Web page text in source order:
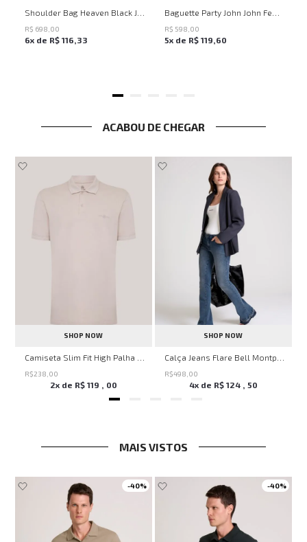
UN
R$ 698 00
6x de R$ 116 33
UN
R$ 598 00
5x de R$ 119 60
ACABOU DE CHEGAR
SHOP NOW
R$238 00
2x de R$ 119 , 00
SHOP NOW
R$498 00
4x de R$ 124 , 50
MAIS VISTOS
-40% -40%